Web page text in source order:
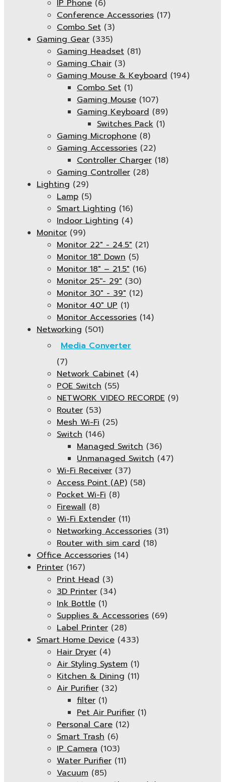
IP Phone (6)
Conference Accessories (17)
Combo Set (3)
Gaming Gear (335)
Gaming Headset (81)
Gaming Chair (3)
Gaming Mouse & Keyboard (194)
Combo Set (1)
Gaming Mouse (107)
Gaming Keyboard (89)
Switches Pack (1)
Gaming Microphone (8)
Gaming Accessories (22)
Controller Charger (18)
Gaming Controller (28)
Lighting (29)
Lamp (5)
Smart Lighting (16)
Indoor Lighting (4)
Monitor (99)
Monitor 22" - 24.5" (21)
Monitor 18" Down (5)
Monitor 18″ – 21.5″ (16)
Monitor 25''- 29" (30)
Monitor 30" - 39" (12)
Monitor 40" UP (1)
Monitor Accessories (14)
Networking (501)
Media Converter
(7)
Network Cabinet (4)
POE Switch (55)
NETWORK VIDEO RECORDE (9)
Router (53)
Mesh Wi-Fi (25)
Switch (146)
Managed Switch (36)
Unmanaged Switch (47)
Wi-Fi Receiver (37)
Access Point (AP) (58)
Pocket Wi-Fi (8)
Firewall (8)
Wi-Fi Extender (11)
Networking Accessories (31)
Router with sim card (18)
Office Accessories (14)
Printer (167)
Print Head (3)
3D Printer (34)
Ink Bottle (1)
Supplies & Accessories (69)
Label Printer (28)
Smart Home Device (433)
Hair Dryer (4)
Air Styling System (1)
Kitchen & Dining (11)
Air Purifier (32)
filter (1)
Pet Air Purifier (1)
Personal Care (12)
Smart Trash (6)
IP Camera (103)
Water Purifier (11)
Vacuum (85)